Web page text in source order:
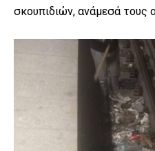
σκουπιδιών, ανάμεσά τους